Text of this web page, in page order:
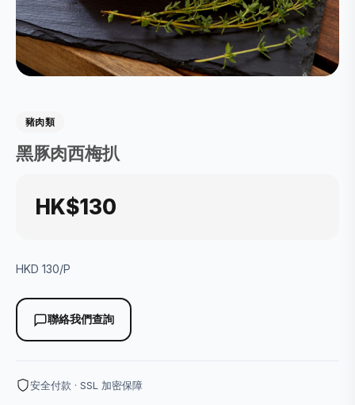
豬肉類
黑豚肉西梅扒
HK$130
HKD 130/P
聯絡我們查詢
安全付款 · SSL 加密保障